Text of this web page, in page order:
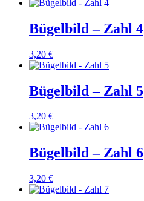
Bügelbild – Zahl 4
3,20 €
Bügelbild – Zahl 5
3,20 €
Bügelbild – Zahl 6
3,20 €